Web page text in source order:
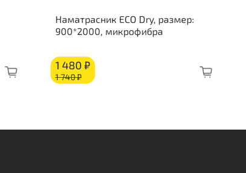
Наматрасник ECO Dry, размер:
900*2000, микрофибра
1 480 ₽
1 740 ₽